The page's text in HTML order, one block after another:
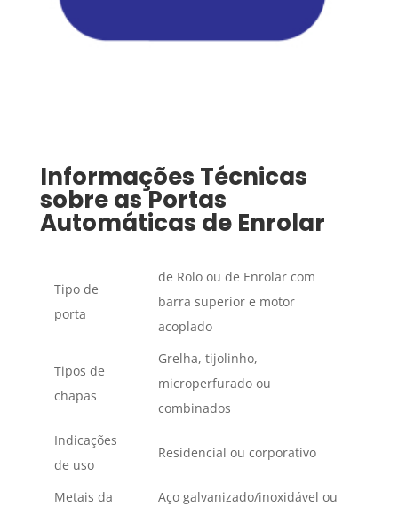
Informações Técnicas
sobre as Portas
Automáticas de Enrolar
Tipo de
porta
de Rolo ou de Enrolar com
barra superior e motor
acoplado
Tipos de
chapas
Grelha, tijolinho,
microperfurado ou
combinados
Indicações
de uso
Residencial ou corporativo
Metais da
Aço galvanizado/inoxidável ou